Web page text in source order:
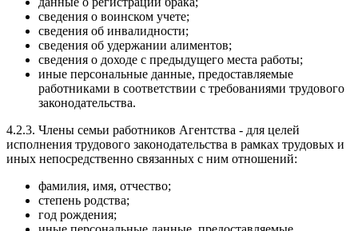
сведения о воинском учете;
сведения об инвалидности;
сведения об удержании алиментов;
сведения о доходе с предыдущего места работы;
иные персональные данные, предоставляемые
работниками в соответствии с требованиями трудового
законодательства.
4.2.3. Члены семьи работников Агентства - для целей
исполнения трудового законодательства в рамках трудовых и
иных непосредственно связанных с ним отношений:
фамилия, имя, отчество;
степень родства;
год рождения;